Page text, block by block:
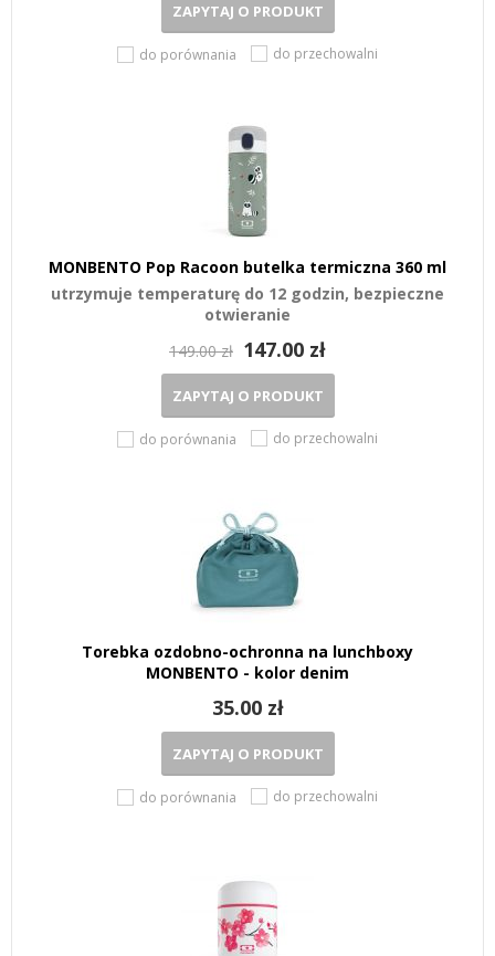
ZAPYTAJ O PRODUKT
do porównania do przechowalni
MONBENTO Pop Racoon butelka termiczna 360 ml
utrzymuje temperaturę do 12 godzin, bezpieczne
otwieranie
149.00 zł 147.00 zł
ZAPYTAJ O PRODUKT
do porównania do przechowalni
Torebka ozdobno-ochronna na lunchboxy
MONBENTO - kolor denim
35.00 zł
ZAPYTAJ O PRODUKT
do porównania do przechowalni